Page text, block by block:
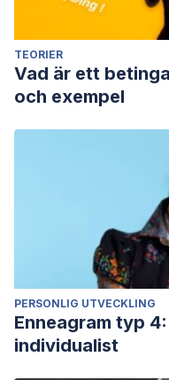
TEORIER
Vad är ett
och exempel
PERSONLIG UTVECKLING
Enneagram typ
individualist